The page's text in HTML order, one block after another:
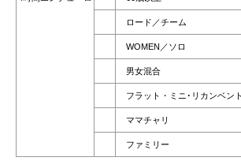
ロード／チーム
WOMEN／ソロ
男女混合
フラット・ミニ･リカンベント
ママチャリ
ファミリー